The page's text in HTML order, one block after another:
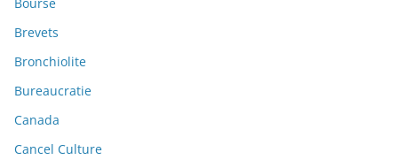
Brevets
Bronchiolite
Bureaucratie
Canada
Cancel Culture